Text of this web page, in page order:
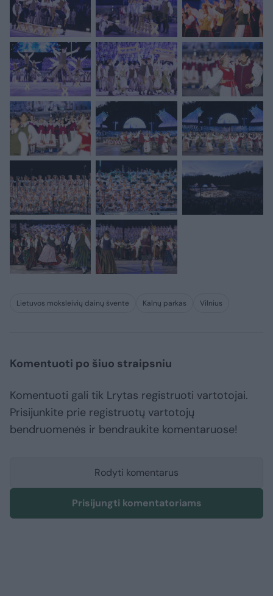
Lietuvos moksleivių dainų šventė Kalnų parkas Vilnius
Komentuoti po šiuo straipsniu
Komentuoti gali tik Lrytas registruoti vartotojai.
Prisijunkite prie registruotų vartotojų
bendruomenės ir bendraukite komentaruose!
Rodyti komentarus
Prisijungti komentatoriams